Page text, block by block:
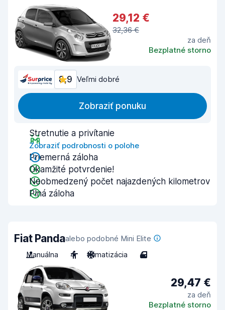
29,12 €
32,36 €
za deň
Bezplatné storno
8,9 Veľmi dobré
Zobraziť ponuku
Stretnutie a privítanie
Zobraziť podrobnosti o polohe
Priemerná záloha
Okamžité potvrdenie!
Neobmedzený počet najazdených kilometrov
Plná záloha
Fiat Pandaalebo podobné Mini Elite
Manuálna
4 Klimatizácia 4
29,47 €
za deň
Bezplatné storno